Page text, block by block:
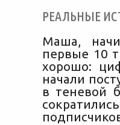
РЕАЛЬНЫЕ
Маша,
первые 10
хорошо:
начали
в теневой